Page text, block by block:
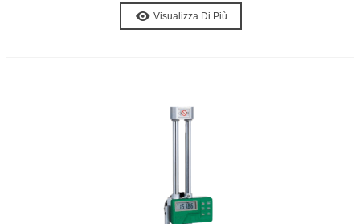
Visualizza Di Più